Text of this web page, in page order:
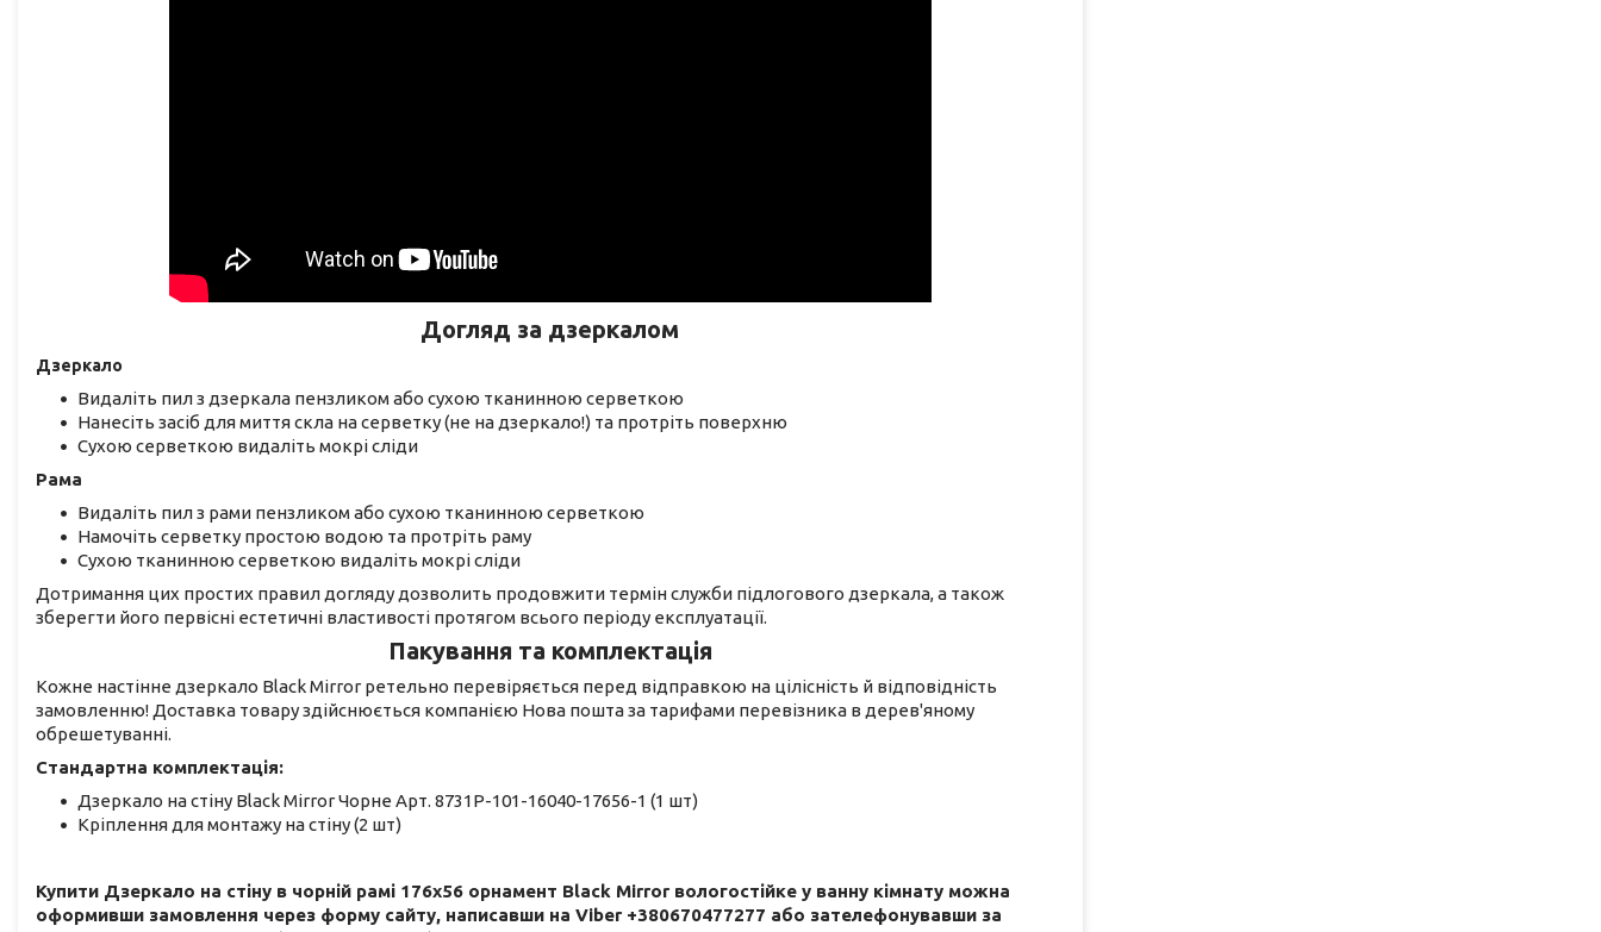
Догляд за дзеркалом
Дзеркало
Видаліть пил з дзеркала пензликом або сухою тканинною серветкою
Нанесіть засіб для миття скла на серветку (не на дзеркало!) та протріть поверхню
Сухою серветкою видаліть мокрі сліди
Рама
Видаліть пил з рами пензликом або сухою тканинною серветкою
Намочіть серветку простою водою та протріть раму
Сухою тканинною серветкою видаліть мокрі сліди
Дотримання цих простих правил догляду дозволить продовжити термін служби підлогового дзеркала, а також
зберегти його первісні естетичні властивості протягом всього періоду експлуатації.
Пакування та комплектація
Кожне настінне дзеркало Black Mirror ретельно перевіряється перед відправкою на цілісність й відповідність
замовленню! Доставка товару здійснюється компанією Нова пошта за тарифами перевізника в дерев'яному
обрешетуванні.
Стандартна комплектація:
Дзеркало на стіну Black Mirror Чорне Арт. 8731Р-101-16040-17656-1 (1 шт)
Кріплення для монтажу на стіну (2 шт)
Купити Дзеркало на стіну в чорній рамі 176х56 орнамент Black Mirror вологостійке у ванну кімнату можна
оформивши замовлення через форму сайту, написавши на Viber +380670477277 або зателефонувавши за